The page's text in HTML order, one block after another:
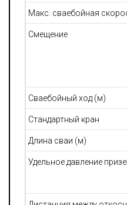
Макс. сваебойная
Смещение
Сваебойный ход (м)
Стандартный кран
Длина сваи (м)
Удельное давление